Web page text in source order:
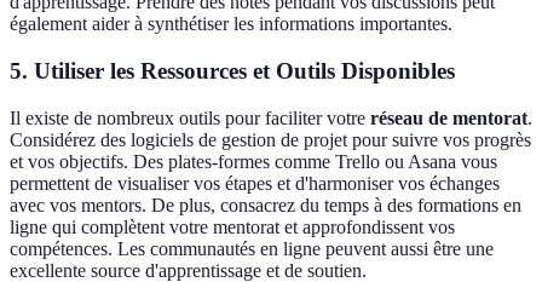
également aider à synthétiser les informations importantes.
5. Utiliser les Ressources et Outils Disponibles
Il existe de nombreux outils pour faciliter votre réseau de mentorat.
Considérez des logiciels de gestion de projet pour suivre vos progrès
et vos objectifs. Des plates-formes comme Trello ou Asana vous
permettent de visualiser vos étapes et d'harmoniser vos échanges
avec vos mentors. De plus, consacrez du temps à des formations en
ligne qui complètent votre mentorat et approfondissent vos
compétences. Les communautés en ligne peuvent aussi être une
excellente source d'apprentissage et de soutien.